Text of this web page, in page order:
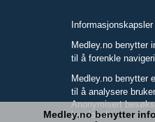
Informasjonskapsler
Medley.no benytter
til å forenkle
Medley.no benytter
til å analysere
Anonymisert
kun lokalt.
Medley.no benytter